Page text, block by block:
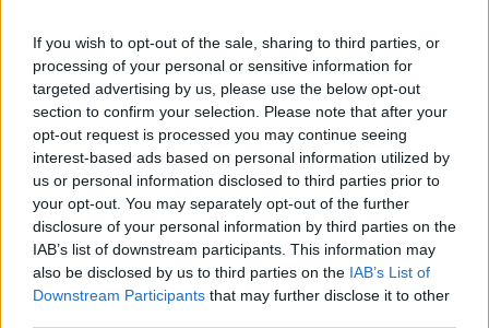
If you wish to opt-out of the sale, sharing to third parties, or
processing of your personal or sensitive information for
targeted advertising by us, please use the below opt-out
section to confirm your selection. Please note that after your
opt-out request is processed you may continue seeing
interest-based ads based on personal information utilized by
us or personal information disclosed to third parties prior to
your opt-out. You may separately opt-out of the further
disclosure of your personal information by third parties on the
IAB’s list of downstream participants. This information may
also be disclosed by us to third parties on the IAB’s List of
Downstream Participants that may further disclose it to other
Η βαθμολογία (18 αγώνες)
1. Ευρώτας Έλους 49
2. Πανγυθεατικός ΓΣ 39
3. Κάστρο Γερακίου 31
4. ΑΣ Απιδιάς 29
5. Ταξιάρχες Νιάτων 26
6. Αμυκλιακός 25
7. Βοίας Νεάπολης 24